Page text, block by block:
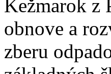
Kežmarok z
obnove a
zberu